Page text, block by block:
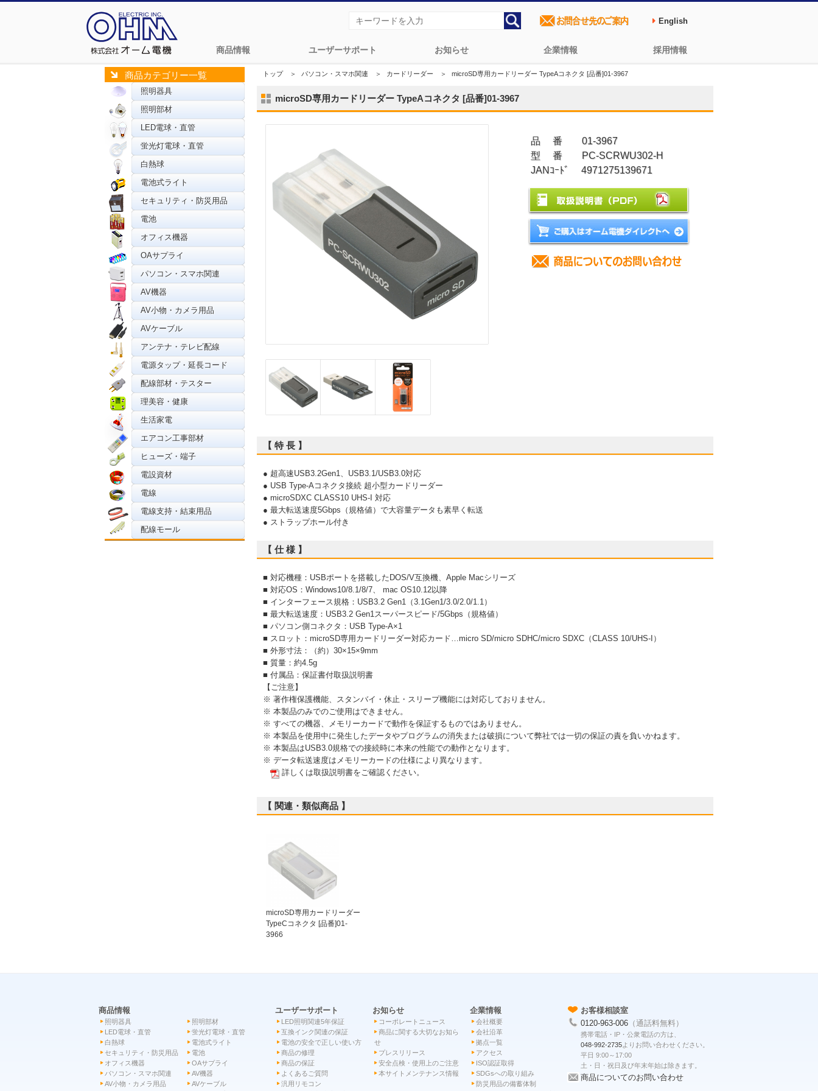
商品情報 ユーザーサポート お知らせ 企業情報 採用情報
English
商品カテゴリー一覧
照明器具
照明部材
LED電球・直管
蛍光灯電球・直管
白熱球
電池式ライト
セキュリティ・防災用品
電池
オフィス機器
OAサプライ
パソコン・スマホ関連
AV機器
AV小物・カメラ用品
AVケーブル
アンテナ・テレビ配線
電源タップ・延長コード
配線部材・テスター
理美容・健康
生活家電
エアコン工事部材
ヒューズ・端子
電設資材
電線
電線支持・結束用品
配線モール
トップ＞ パソコン・スマホ関連 ＞ カードリーダー ＞ microSD専用カードリーダー TypeAコネクタ [品番]01-3967
microSD専用カードリーダー TypeAコネクタ [品番]01-3967
品 番 01-3967
型 番 PC-SCRWU302-H
JANｺｰﾄﾞ 4971275139671
【 特 長 】
● 超高速USB3.2Gen1、USB3.1/USB3.0対応
● USB Type-Aコネクタ接続 超小型カードリーダー
● microSDXC CLASS10 UHS-I 対応
● 最大転送速度5Gbps（規格値）で大容量データも素早く転送
● ストラップホール付き
【 仕 様 】
■ 対応機種：USBポートを搭載したDOS/V互換機、Apple Macシリーズ
■ 対応OS：Windows10/8.1/8/7、 mac OS10.12以降
■ インターフェース規格：USB3.2 Gen1（3.1Gen1/3.0/2.0/1.1）
■ 最大転送速度：USB3.2 Gen1スーパースピード/5Gbps（規格値）
■ パソコン側コネクタ：USB Type-A×1
■ スロット：microSD専用カードリーダー対応カード…micro SD/micro SDHC/micro SDXC（CLASS 10/UHS-I）
■ 外形寸法：（約）30×15×9mm
■ 質量：約4.5g
■ 付属品：保証書付取扱説明書
【ご注意】
※ 著作権保護機能、スタンバイ・休止・スリープ機能には対応しておりません。
※ 本製品のみでのご使用はできません。
※ すべての機器、メモリーカードで動作を保証するものではありません。
※ 本製品を使用中に発生したデータやプログラムの消失または破損について弊社では一切の保証の責を負いかねます。
※ 本製品はUSB3.0規格での接続時に本来の性能での動作となります。
※ データ転送速度はメモリーカードの仕様により異なります。
詳しくは取扱説明書をご確認ください。
【 関連・類似商品 】
microSD専用カードリーダー
TypeCコネクタ [品番]01-
3966
商品情報
照明器具
照明部材
LED電球・直管
蛍光灯電球・直管
白熱球
電池式ライト
セキュリティ・防災用品
電池
オフィス機器
OAサプライ
パソコン・スマホ関連
AV機器
AV小物・カメラ用品
AVケーブル
ユーザーサポート
LED照明関連5年保証
互換インク関連の保証
電池の安全で正しい使い方
商品の修理
商品の保証
よくあるご質問
汎用リモコン
お知らせ
コーポレートニュース
商品に関する大切なお知ら
せ
プレスリリース
安全点検・使用上のご注意
本サイトメンテナンス情報
企業情報
会社概要
会社沿革
拠点一覧
アクセス
ISO認証取得
SDGsへの取り組み
防災用品の備蓄体制
お客様相談室
0120-963-006 （通話料無料）
携帯電話・IP・公衆電話の方は、
048-992-2735よりお問い合わせください。
平日 9:00～17:00
土・日・祝日及び年末年始は除きます。
商品についてのお問い合わせ